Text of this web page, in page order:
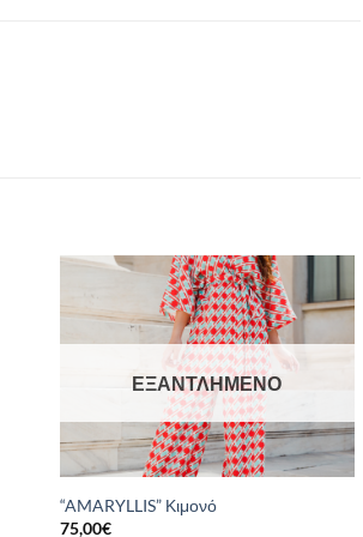
ΕΞΑΝΤΛΗΜΈΝΟ
“AMARYLLIS” Κιμονό
75,00€